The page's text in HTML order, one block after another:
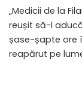
„Medicii de la
reușit să-l
șase-șapte ore
reapărut pe